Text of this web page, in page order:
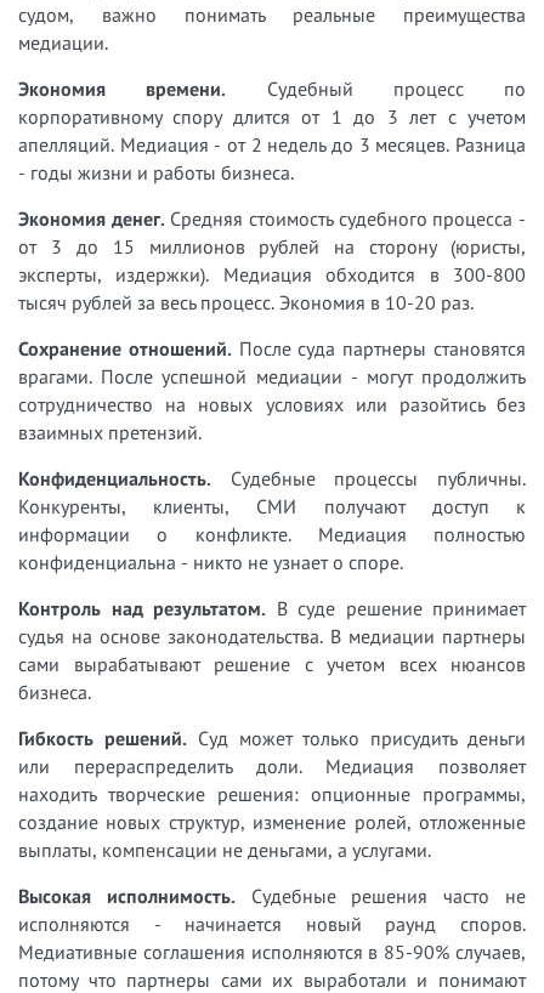
судом, важно понимать реальные преимущества
медиации.
Экономия времени. Судебный процесс по
корпоративному спору длится от 1 до 3 лет с учетом
апелляций. Медиация - от 2 недель до 3 месяцев. Разница
- годы жизни и работы бизнеса.
Экономия денег. Средняя стоимость судебного процесса -
от 3 до 15 миллионов рублей на сторону (юристы,
эксперты, издержки). Медиация обходится в 300-800
тысяч рублей за весь процесс. Экономия в 10-20 раз.
Сохранение отношений. После суда партнеры становятся
врагами. После успешной медиации - могут продолжить
сотрудничество на новых условиях или разойтись без
взаимных претензий.
Конфиденциальность. Судебные процессы публичны.
Конкуренты, клиенты, СМИ получают доступ к
информации о конфликте. Медиация полностью
конфиденциальна - никто не узнает о споре.
Контроль над результатом. В суде решение принимает
судья на основе законодательства. В медиации партнеры
сами вырабатывают решение с учетом всех нюансов
бизнеса.
Гибкость решений. Суд может только присудить деньги
или перераспределить доли. Медиация позволяет
находить творческие решения: опционные программы,
создание новых структур, изменение ролей, отложенные
выплаты, компенсации не деньгами, а услугами.
Высокая исполнимость. Судебные решения часто не
исполняются - начинается новый раунд споров.
Медиативные соглашения исполняются в 85-90% случаев,
потому что партнеры сами их выработали и понимают